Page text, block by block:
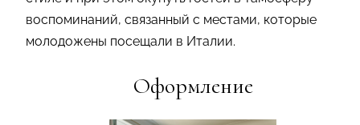
воспоминаний, связанный с местами, которые
молодожены посещали в Италии.
Оформление